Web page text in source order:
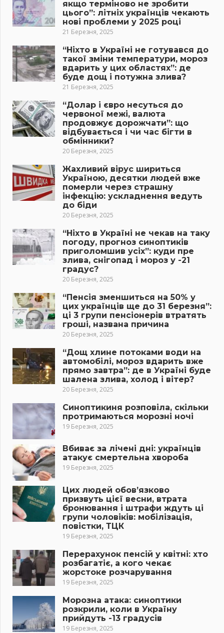
якщо терміново не зробити
цього”: літніх українців чекають
нові проблеми у 2025 році
21 Березня, 2025
“Ніхто в Україні не готувався до
такої зміни температури, мороз
вдарить у цих областях”: де
буде дощ і потужна злива?
21 Березня, 2025
“Долар і євро несуться до
червоної межі, валюта
продовжує дорожчати”: що
відбувається і чи час бігти в
обмінники?
20 Березня, 2025
Жахливий вірус шириться
Україною, десятки людей вже
померли через страшну
інфекцію: ускладнення ведуть
до біди
20 Березня, 2025
“Ніхто в Україні не чекав на таку
погоду, прогноз синоптиків
приголомшив усіх”: куди пре
злива, снігопад і мороз у -21
градус?
20 Березня, 2025
“Пенсія зменшиться на 50% у
цих українців ще до 31 березня”:
ці 3 групи пенсіонерів втратять
гроші, названа причина
20 Березня, 2025
“Дощ хлине потоками води на
автомобілі, мороз вдарить вже
прямо завтра”: де в Україні буде
шалена злива, холод і вітер?
20 Березня, 2025
Синоптикиня розповіла, скільки
протримаються морозні ночі
19 Березня, 2025
Вбиває за лічені дні: українців
атакує смертельна хвороба
19 Березня, 2025
Цих людей обов’язково
призвуть цієї весни, втрата
бронювання і штрафи ждуть ці
групи чоловіків: мобілізація,
повістки, ТЦК
19 Березня, 2025
Перерахунок пенсій у квітні: хто
розбагатіє, а кого чекає
жорстоке розчарування
19 Березня, 2025
Морозна атака: синоптики
розкрили, коли в Україну
прийдуть -13 градусів
19 Березня, 2025